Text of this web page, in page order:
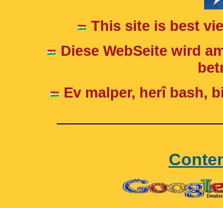
This site is best
Diese WebSeite wird
Ev malper, herî bash,